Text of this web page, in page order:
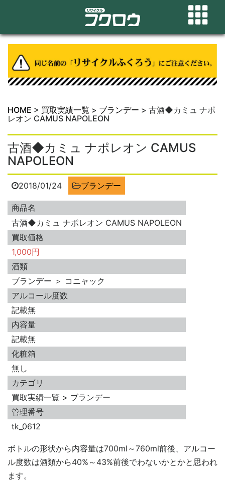
HOME > 買取実績一覧 > ブランデー > 古酒◆カミュ ナポ
レオン CAMUS NAPOLEON
古酒◆カミュ ナポレオン CAMUS
NAPOLEON
2018/01/24 ブランデー
商品名
古酒◆カミュ ナポレオン CAMUS NAPOLEON
買取価格
1,000円
酒類
ブランデー ＞ コニャック
アルコール度数
記載無
内容量
記載無
化粧箱
無し
カテゴリ
買取実績一覧 > ブランデー
管理番号
tk_0612
ボトルの形状から内容量は700ml～760ml前後、アルコー
ル度数は酒類から40%～43%前後でわないかとかと思われ
ます。